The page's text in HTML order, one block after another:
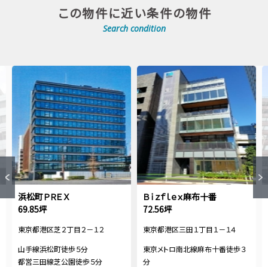
この物件に近い条件の物件
Search condition
浜松町ＰＲＥＸ
69.85坪
東京都港区芝２丁目２－１２
山手線浜松町徒歩５分
都営三田線芝公園徒歩５分
Ｂｉｚｆｌｅｘ麻布十番
72.56坪
東京都港区三田１丁目１－１４
東京メトロ南北線麻布十番徒歩３
分